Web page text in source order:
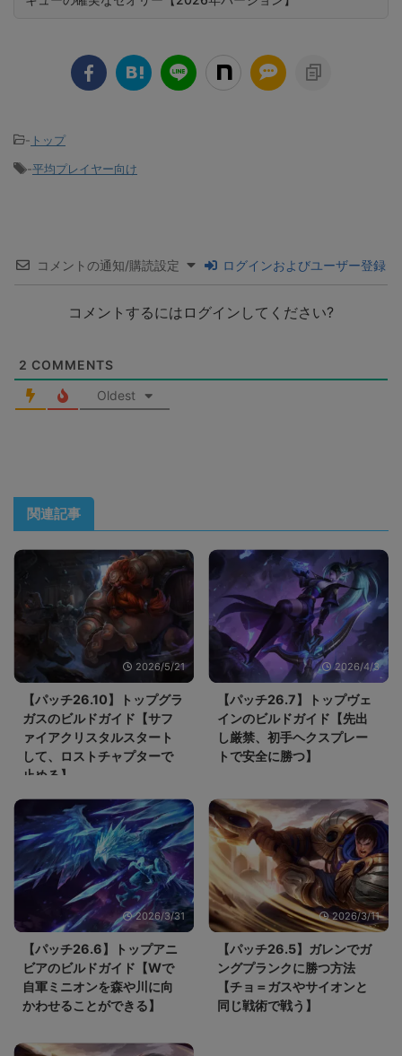
- トップ
-平均プレイヤー向け
コメントの通知/購読設定 ログインおよびユーザー登録
コメントするにはログインしてください?
2 COMMENTS
Oldest
関連記事
2026/5/21
【パッチ26.10】トップグラ
ガスのビルドガイド【サフ
ァイアクリスタルスタート
して、ロストチャプターで
止める】
2026/4/3
【パッチ26.7】トップヴェ
インのビルドガイド【先出
し厳禁、初手ヘクスプレー
トで安全に勝つ】
2026/3/31
【パッチ26.6】トップアニ
ビアのビルドガイド【Wで
自軍ミニオンを森や川に向
かわせることができる】
2026/3/11
【パッチ26.5】ガレンでガ
ングプランクに勝つ方法
【チョ＝ガスやサイオンと
同じ戦術で戦う】